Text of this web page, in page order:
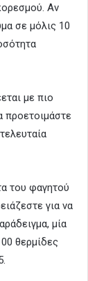
Αν
σε μόλις 10
με πιο
προετοιμάστε
του φαγητού
για να
μία
θερμίδες